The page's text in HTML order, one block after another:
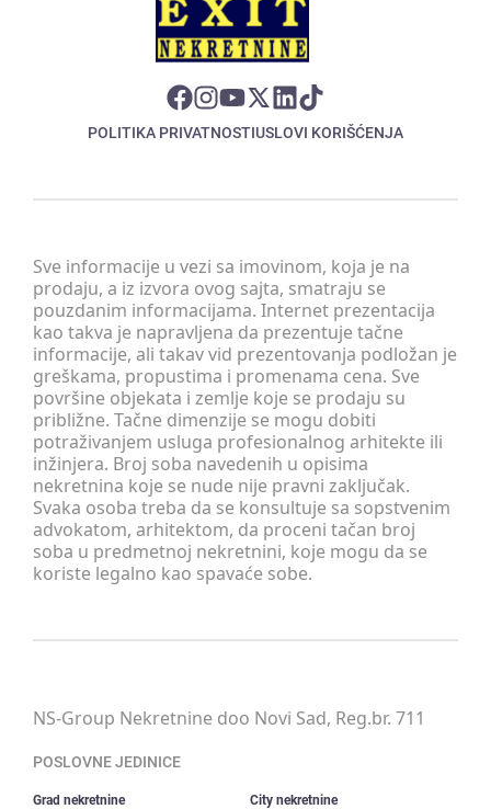
POLITIKA PRIVATNOSTIUSLOVI KORIŠĆENJA
Sve informacije u vezi sa imovinom, koja je na
prodaju, a iz izvora ovog sajta, smatraju se
pouzdanim informacijama. Internet prezentacija
kao takva je napravljena da prezentuje tačne
informacije, ali takav vid prezentovanja podložan je
greškama, propustima i promenama cena. Sve
površine objekata i zemlje koje se prodaju su
približne. Tačne dimenzije se mogu dobiti
potraživanjem usluga profesionalnog arhitekte ili
inžinjera. Broj soba navedenih u opisima
nekretnina koje se nude nije pravni zaključak.
Svaka osoba treba da se konsultuje sa sopstvenim
advokatom, arhitektom, da proceni tačan broj
soba u predmetnoj nekretnini, koje mogu da se
koriste legalno kao spavaće sobe.
NS-Group Nekretnine doo Novi Sad, Reg.br. 711
POSLOVNE JEDINICE
Grad nekretnine City nekretnine